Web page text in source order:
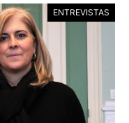
ENTREVISTAS